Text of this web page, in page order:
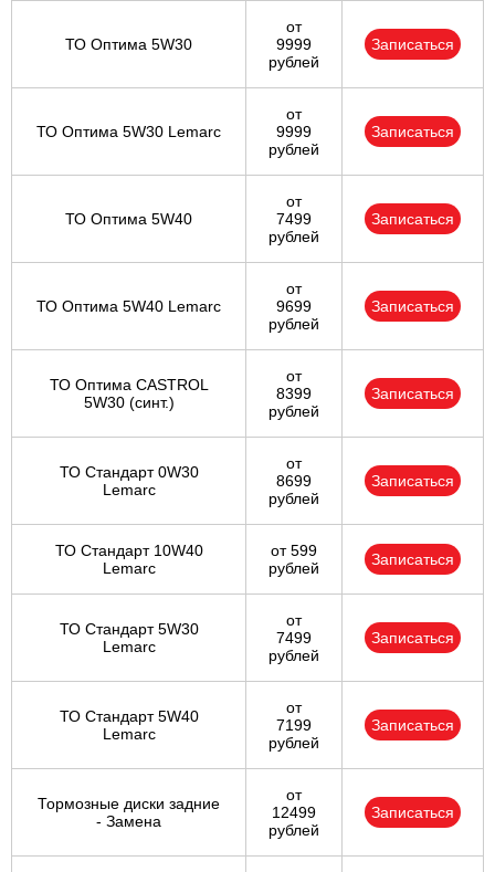
ТО Оптима 5W30
от
9999
рублей
Записаться
ТО Оптима 5W30 Lemarc
от
9999
рублей
Записаться
ТО Оптима 5W40
от
7499
рублей
Записаться
ТО Оптима 5W40 Lemarc
от
9699
рублей
Записаться
ТО Оптима CASTROL
5W30 (синт.)
от
8399
рублей
Записаться
ТО Стандарт 0W30
Lemarc
от
8699
рублей
Записаться
ТО Стандарт 10W40
Lemarc
от 599
рублей
Записаться
ТО Стандарт 5W30
Lemarc
от
7499
рублей
Записаться
ТО Стандарт 5W40
Lemarc
от
7199
рублей
Записаться
Тормозные диски задние
- Замена
от
12499
рублей
Записаться